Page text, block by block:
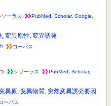
ソーラス PubMed Scholar, Google
, 変異原性, 変異誘発
コーパス
シソーラス PubMed Scholar,
異原, 変異物質, 突然変異誘発要因
ーパス